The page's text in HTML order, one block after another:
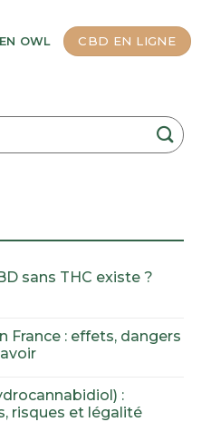
OWL CBD EN LIGNE
sans THC existe ?
France : effets, dangers
:
risques et légalité